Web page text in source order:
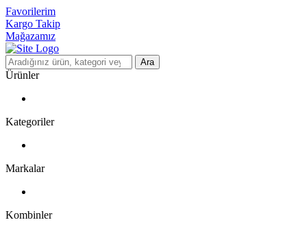
Favorilerim
Kargo Takip
Mağazamız
Ara
Ürünler
Kategoriler
Markalar
Kombinler